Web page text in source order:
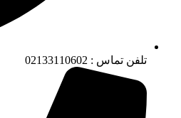
تلفن تماس : 02133110602